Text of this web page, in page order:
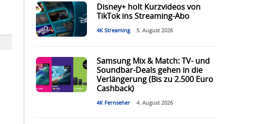
Disney+ holt Kurzvideos von
TikTok ins Streaming-Abo
4K Streaming 5. August 2026
Samsung Mix & Match: TV- und
Soundbar-Deals gehen in die
Verlängerung (Bis zu 2.500 Euro
Cashback)
4K Fernseher 4. August 2026